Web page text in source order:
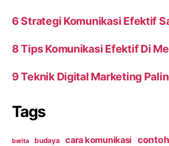
6 Strategi Komunikasi Efektif
8 Tips Komunikasi Efektif Di
9 Teknik Digital Marketing
Tags
berita budaya cara komunikasi